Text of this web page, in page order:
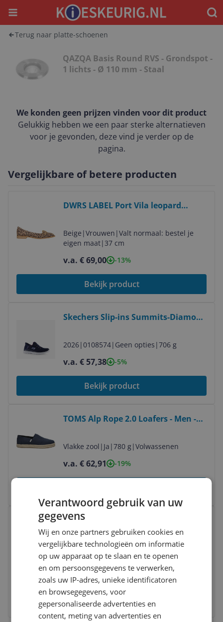
Menu
Terug naar platte-schoenen
QAZQA Basis Round RVS - Grondspot -
1 lichts - Ø 110 mm - Staal
We konden geen prijzen vinden voor dit product
Gelukkig hebben we een paar sterke alternatieven
voor je gevonden, deze vind je verder op de
pagina.
Vergelijkbare of betere producten
DWRS LABEL Port Vila leopard
Beige |Vrouwen |Valt normaal: bestel je
eigen maat| 37 cm
v.a. € 69,00 -13%
Bekijk product
Skechers Slip-ins Summits-Diamond
Size 38
2026|0108574| Geen opties |706 g
v.a. € 57,38 -5%
Bekijk product
TOMS Alp Rope 2.0 Loafers - Men -
Vlakke zool | Ja |780 g|Volwassenen
v.a. € 62,91 -19%
Skechers Go Run Trail Altitude 2.0 -
C - Dames Wandelschoenen - Paars -
Maat 37
Herfst/Winter|11,9 cm|Geen
opties|129531-MVE
v.a. € 74,97 -15%
Bekijk product
Bekijk product
Verantwoord gebruik van uw
gegevens
Wij en onze partners gebruiken cookies en
vergelijkbare technologieën om informatie
op uw apparaat op te slaan en te openen
en om persoonsgegevens te verwerken,
zoals uw IP-adres, unieke identificatoren
en browsegegevens, voor
gepersonaliseerde advertenties en
content, meting van advertenties en